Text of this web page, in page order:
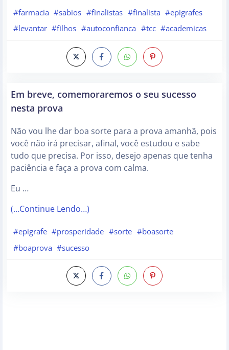
#farmacia #sabios #finalistas #finalista #epigrafes
#levantar #filhos #autoconfianca #tcc #academicas
Em breve, comemoraremos o seu sucesso
nesta prova
Não vou lhe dar boa sorte para a prova amanhã, pois
você não irá precisar, afinal, você estudou e sabe
tudo que precisa. Por isso, desejo apenas que tenha
paciência e faça a prova com calma.
Eu …
(…Continue Lendo…)
#epigrafe #prosperidade #sorte #boasorte
#boaprova #sucesso